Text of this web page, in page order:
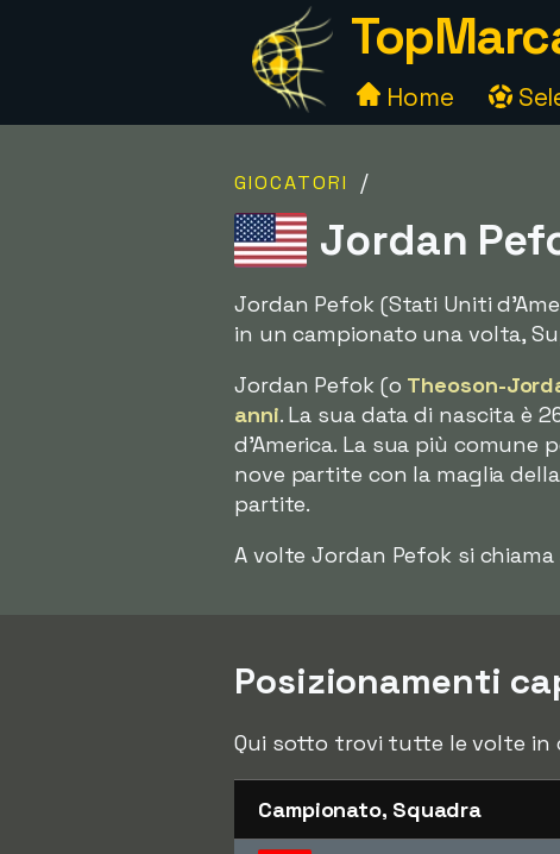
Home
GIOCATORI /
Jordan
Jordan Pefok (Stati Uniti
in un campionato una volta,
Jordan Pefok (o Theoson-
anni. La sua data di nascita è
d'America. La sua più comune
nove partite con la maglia
partite.
A volte Jordan Pefok si chiama
Posizionamenti
Qui sotto trovi tutte le volte in
Campionato, Squadra